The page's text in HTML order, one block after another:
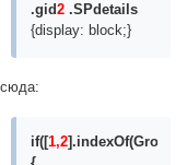
else {
$('.SPdetails,
});
var
.gid2 .SPdetails
{display: block;}
if([1,2